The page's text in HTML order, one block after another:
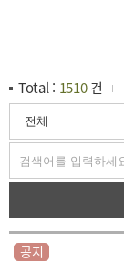
Total : 1510건
공지